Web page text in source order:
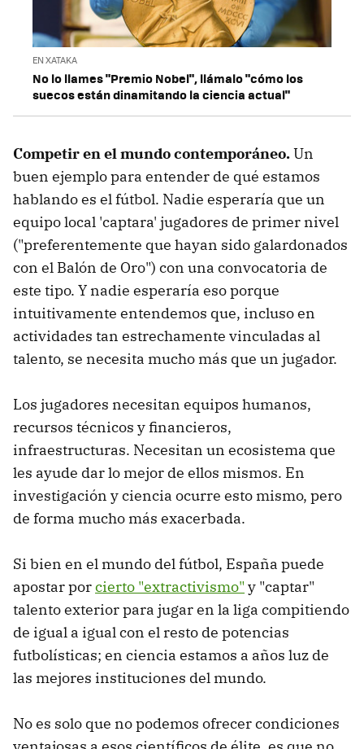
EN XATAKA
No lo llames "Premio Nobel", llámalo "cómo los
suecos están dinamitando la ciencia actual"
Competir en el mundo contemporáneo.Un
buen ejemplo para entender de qué estamos
hablando es el fútbol. Nadie esperaría que un
equipo local 'captara' jugadores de primer nivel
("preferentemente que hayan sido galardonados
con el Balón de Oro") con una convocatoria de
este tipo. Y nadie esperaría eso porque
intuitivamente entendemos que, incluso en
actividades tan estrechamente vinculadas al
talento, se necesita mucho más que un jugador.
Los jugadores necesitan equipos humanos,
recursos técnicos y financieros,
infraestructuras. Necesitan un ecosistema que
les ayude dar lo mejor de ellos mismos. En
investigación y ciencia ocurre esto mismo, pero
de forma mucho más exacerbada.
Si bien en el mundo del fútbol, España puede
apostar porcierto "extractivismo" y "captar"
talento exterior para jugar en la liga compitiendo
de igual a igual con el resto de potencias
futbolísticas; en ciencia estamos a años luz de
las mejores instituciones del mundo.
No es solo que no podemos ofrecer condiciones